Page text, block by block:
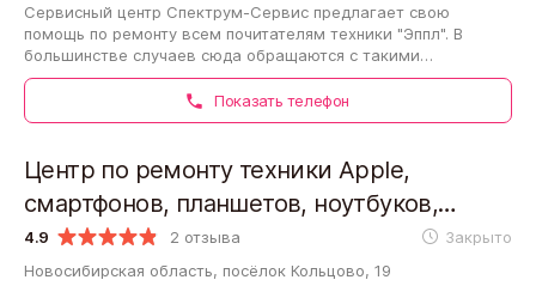
Сервисный центр Спектрум-Сервис предлагает свою
помощь по ремонту всем почитателям техники "Эппл". В
большинстве случаев сюда обращаются с такими
дефектами: перестала работать подсветка, быстро…
Показать телефон
4.9 2 отзыва Закрыто
Центр по ремонту техники Apple,
смартфонов, планшетов, ноутбуков,
телевизоров и оргтехники Точка
включения
Новосибирская область, посёлок Кольцово, 19